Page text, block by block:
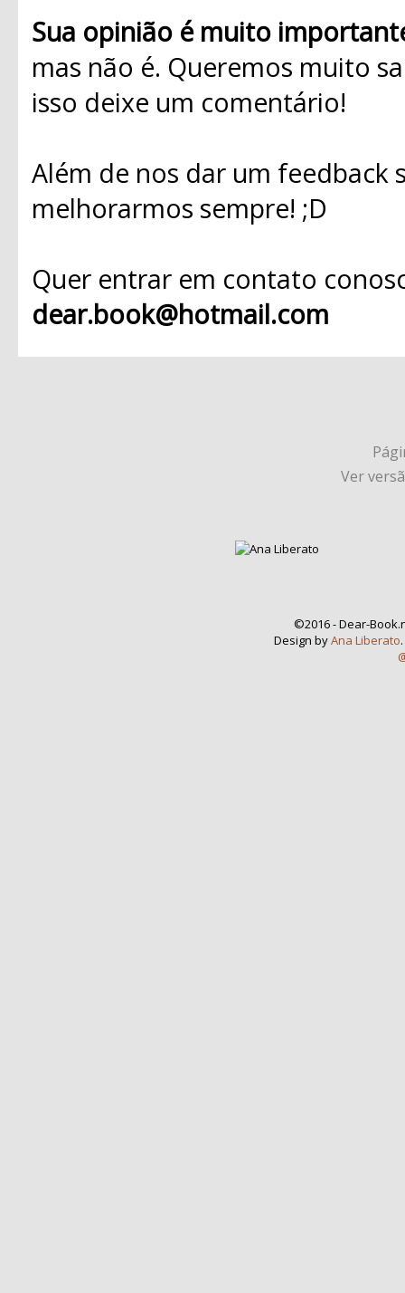
Sua opinião é muito
mas não é. Queremos muito
isso deixe um comentário!
Além de nos dar um
melhorarmos sempre! ;D
Quer entrar em contato
dear.book@hotmail.com
Ver
©2016 - Dear-
Design byAna Liberato